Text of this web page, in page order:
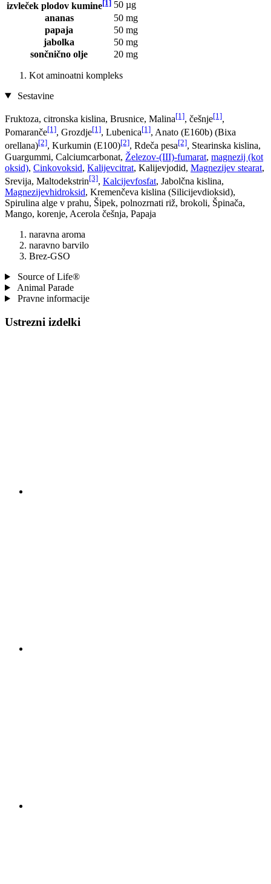
izvleček plodov kumine[1] 50 µg
ananas
50 mg
papaja
50 mg
jabolka
50 mg
sončnično olje
20 mg
Kot aminoatni kompleks
Sestavine
Fruktoza, citronska kislina, Brusnice, Malina[1], češnje[1],
Pomaranče[1], Grozdje[1], Lubenica[1], Anato (E160b) (Bixa
orellana)[2], Kurkumin (E100)[2], Rdeča pesa[2], Stearinska kislina,
Guargummi, Calciumcarbonat, Železov-(III)-fumarat, magnezij (kot
oksid), Cinkovoksid, Kalijevcitrat, Kalijevjodid, Magnezijev stearat,
Srevija, Maltodekstrin[3], Kalcijevfosfat, Jabolčna kislina,
Magnezijevhidroksid, Kremenčeva kislina (Silicijevdioksid),
Spirulina alge v prahu, Šipek, polnozrnati riž, brokoli, Špinača,
Mango, korenje, Acerola češnja, Papaja
naravna aroma
naravno barvilo
Brez-GSO
Source of Life®
Animal Parade
Pravne informacije
Ustrezni izdelki